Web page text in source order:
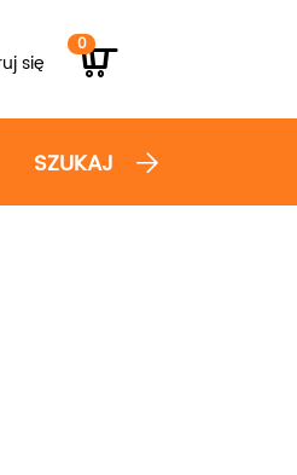
się
0
SZUKAJ